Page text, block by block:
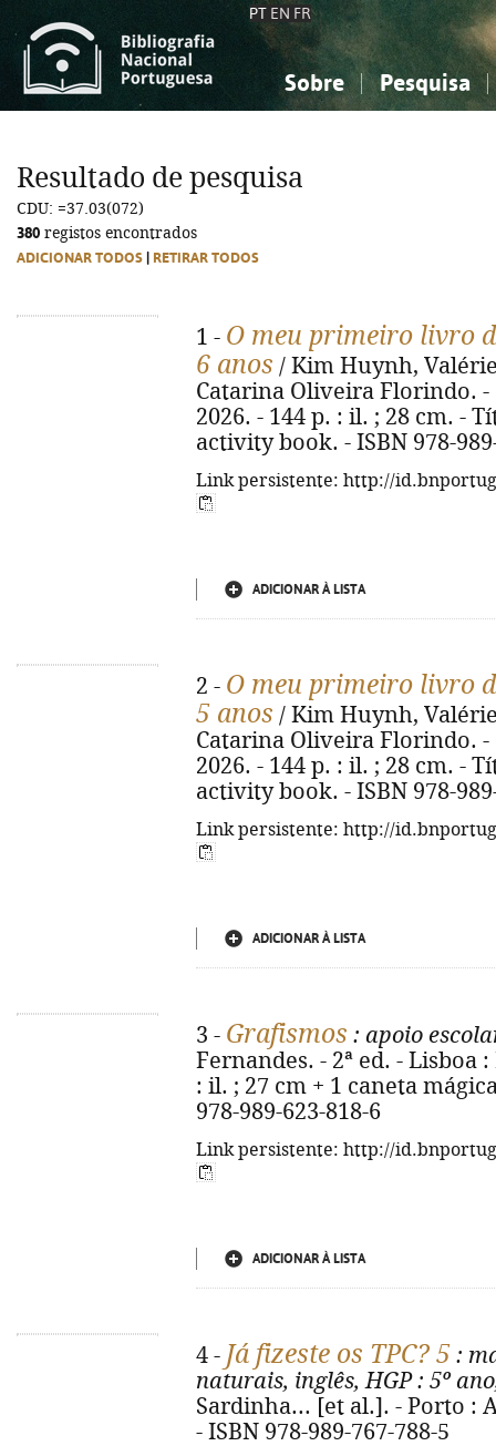
PT EN FR
Sobre Pesquisa
Ciências sociais...
Ciências sociais...
Resultado de pesquisa
CDU: =37.03(072)
380 registos encontrados
ADICIONAR TODOS RETIRAR TODOS
1 - O meu primeiro livro
6 anos / Kim Huynh,
Catarina Oliveira Florindo. -
2026. - 144 p. : il. ; 28 cm. -
activity book. - ISBN 978-
Link persistente: http://
ADICIONAR À LISTA
2 - O meu primeiro livro
5 anos / Kim Huynh,
Catarina Oliveira Florindo. -
2026. - 144 p. : il. ; 28 cm. -
activity book. - ISBN 978-
Link persistente: http://
ADICIONAR À LISTA
3 - Grafismos : apoio
Fernandes. - 2ª ed. - Lisboa
: il. ; 27 cm + 1 caneta
978-989-623-818-6
Link persistente: http://
ADICIONAR À LISTA
4 - Já fizeste os TPC? 5 :
naturais, inglês, HGP: 5º
Sardinha... [et al.]. - Porto :
- ISBN 978-989-767-788-5